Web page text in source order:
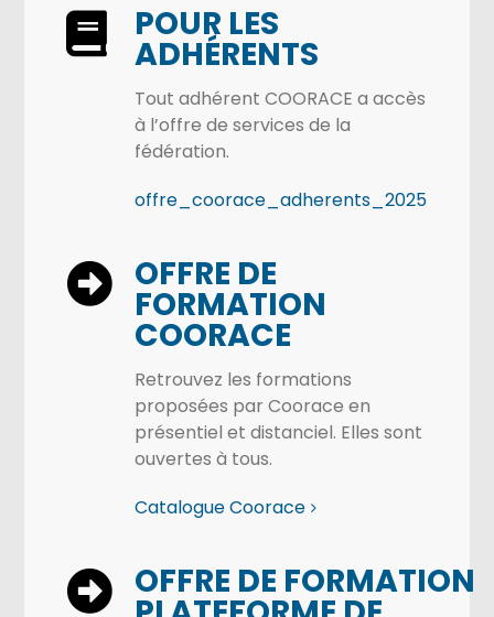
POUR LES
ADHÉRENTS
Tout adhérent COORACE a accès
à l’offre de services de la
fédération.
offre_coorace_adherents_2025
OFFRE DE
FORMATION
COORACE
Retrouvez les formations
proposées par Coorace en
présentiel et distanciel. Elles sont
ouvertes à tous.
Catalogue Coorace
OFFRE DE FORMATION